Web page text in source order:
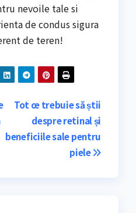
nevoile tale si
de condus sigura
de teren!
Tot ce trebuie să știi
despre retinal și
beneficiile sale pentru
piele